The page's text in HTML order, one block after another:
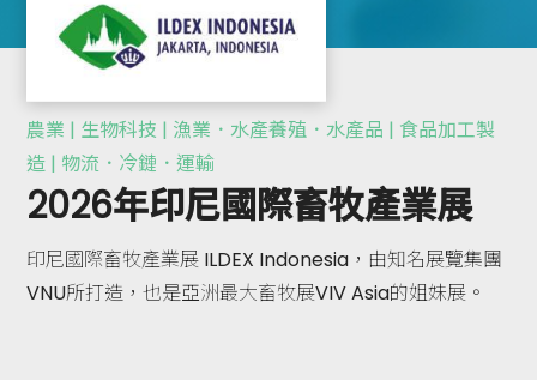
農業 | 生物科技 | 漁業．水產養殖．水產品 | 食品加工製
造 | 物流．冷鏈．運輸
2026年印尼國際畜牧產業展
印尼國際畜牧產業展 ILDEX Indonesia，由知名展覽集團
VNU所打造，也是亞洲最大畜牧展VIV Asia的姐妹展。